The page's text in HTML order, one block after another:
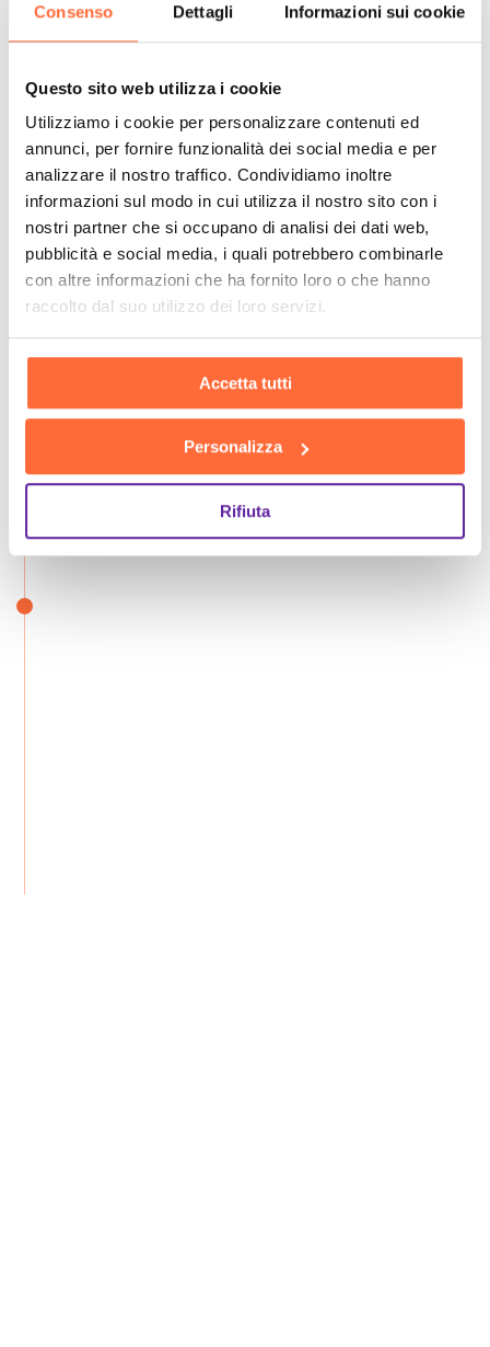
Consenso Dettagli Informazioni sui cookie
Questo sito web utilizza i cookie
Utilizziamo i cookie per personalizzare contenuti ed
annunci, per fornire funzionalità dei social media e per
analizzare il nostro traffico. Condividiamo inoltre
informazioni sul modo in cui utilizza il nostro sito con i
nostri partner che si occupano di analisi dei dati web,
pubblicità e social media, i quali potrebbero combinarle
con altre informazioni che ha fornito loro o che hanno
raccolto dal suo utilizzo dei loro servizi.
Accetta tutti
Personalizza
Rifiuta